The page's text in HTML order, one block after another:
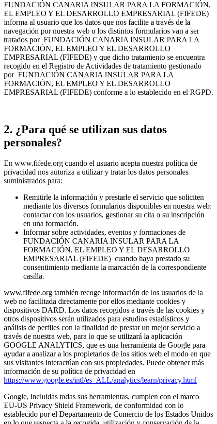
FUNDACIÓN CANARIA INSULAR PARA LA FORMACIÓN,
EL EMPLEO Y EL DESARROLLO EMPRESARIAL (FIFEDE)
informa al usuario que los datos que nos facilite a través de la
navegación por nuestra web o los distintos formularios van a ser
tratados por FUNDACIÓN CANARIA INSULAR PARA LA
FORMACIÓN, EL EMPLEO Y EL DESARROLLO
EMPRESARIAL (FIFEDE) y que dicho tratamiento se encuentra
recogido en el Registro de Actividades de tratamiento gestionado
por FUNDACIÓN CANARIA INSULAR PARA LA
FORMACIÓN, EL EMPLEO Y EL DESARROLLO
EMPRESARIAL (FIFEDE) conforme a lo establecido en el RGPD.
2. ¿Para qué se utilizan sus datos
personales?
En www.fifede.org cuando el usuario acepta nuestra política de
privacidad nos autoriza a utilizar y tratar los datos personales
suministrados para:
Remitirle la información y prestarle el servicio que soliciten
mediante los diversos formularios disponibles en nuestra web:
contactar con los usuarios, gestionar su cita o su inscripción
en una formación.
Informar sobre actividades, eventos y formaciones de
FUNDACIÓN CANARIA INSULAR PARA LA
FORMACIÓN, EL EMPLEO Y EL DESARROLLO
EMPRESARIAL (FIFEDE) cuando haya prestado su
consentimiento mediante la marcación de la correspondiente
casilla.
www.fifede.org también recoge información de los usuarios de la
web no facilitada directamente por ellos mediante cookies y
dispositivos DARD. Los datos recogidos a través de las cookies y
otros dispositivos serán utilizados para estudios estadísticos y
análisis de perfiles con la finalidad de prestar un mejor servicio a
través de nuestra web, para lo que se utilizará la aplicación
GOOGLE ANALYTICS, que es una herramienta de Google para
ayudar a analizar a los propietarios de los sitios web el modo en que
sus visitantes interactúan con sus propiedades. Puede obtener más
información de su política de privacidad en
https://www.google.es/intl/es_ALL/analytics/learn/privacy.html
Google, incluidas todas sus herramientas, cumplen con el marco
EU-US Privacy Shield Framework, de conformidad con lo
establecido por el Departamento de Comercio de los Estados Unidos